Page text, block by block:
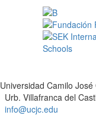
Universidad Camilo
Urb. Villafranca del
info@ucjc.edu